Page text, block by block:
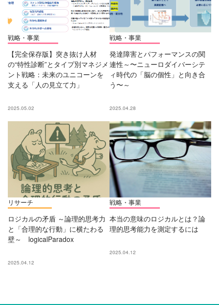
戦略・事業
【完全保存版】突き抜け人材
の“特性診断”とタイプ別マネジメ
ント戦略：未来のユニコーンを
支える「人の見立て力」
2025.05.02
戦略・事業
発達障害とパフォーマンスの関
連性～〜ニューロダイバーシテ
ィ時代の「脳の個性」と向き合
う〜～
2025.04.28
リサーチ
ロジカルの矛盾 ～論理的思考力
と「合理的な行動」に横たわる
壁～ logicalParadox
2025.04.12
戦略・事業
本当の意味のロジカルとは？論
理的思考能力を測定するには
2025.04.12